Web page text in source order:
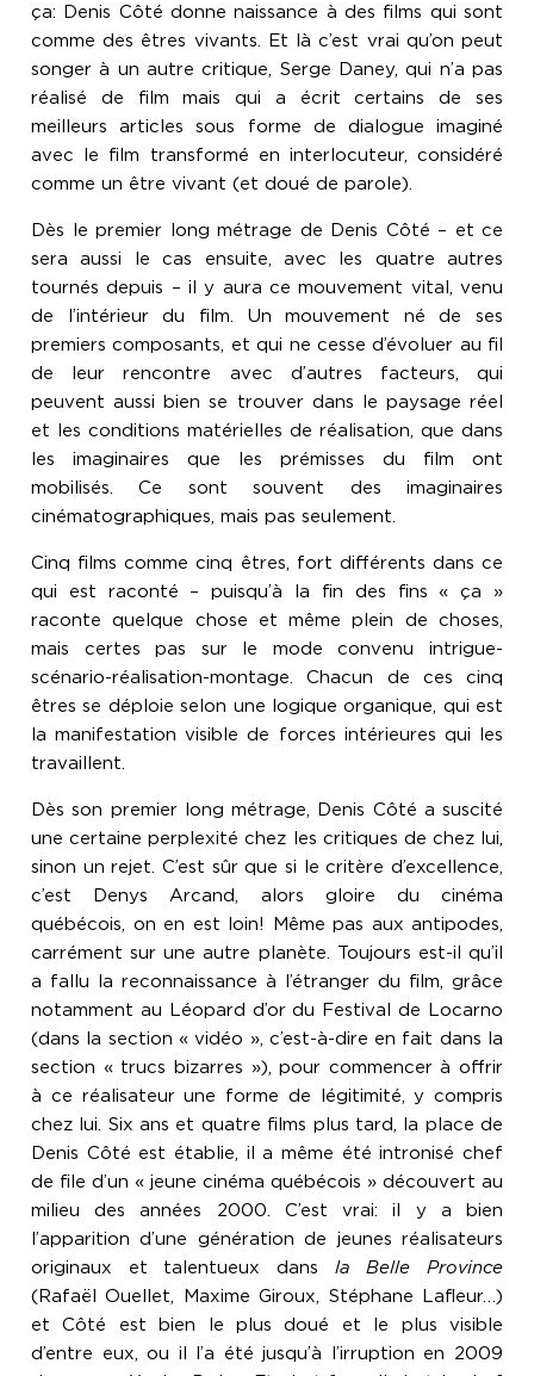
ça: Denis Côté donne naissance à des films qui sont
comme des êtres vivants. Et là c’est vrai qu’on peut
songer à un autre critique, Serge Daney, qui n’a pas
réalisé de film mais qui a écrit certains de ses
meilleurs articles sous forme de dialogue imaginé
avec le film transformé en interlocuteur, considéré
comme un être vivant (et doué de parole).
Dès le premier long métrage de Denis Côté – et ce
sera aussi le cas ensuite, avec les quatre autres
tournés depuis – il y aura ce mouvement vital, venu
de l’intérieur du film. Un mouvement né de ses
premiers composants, et qui ne cesse d’évoluer au fil
de leur rencontre avec d’autres facteurs, qui
peuvent aussi bien se trouver dans le paysage réel
et les conditions matérielles de réalisation, que dans
les imaginaires que les prémisses du film ont
mobilisés. Ce sont souvent des imaginaires
cinématographiques, mais pas seulement.
Cinq films comme cinq êtres, fort différents dans ce
qui est raconté – puisqu’à la fin des fins « ça »
raconte quelque chose et même plein de choses,
mais certes pas sur le mode convenu intrigue-
scénario-réalisation-montage. Chacun de ces cinq
êtres se déploie selon une logique organique, qui est
la manifestation visible de forces intérieures qui les
travaillent.
Dès son premier long métrage, Denis Côté a suscité
une certaine perplexité chez les critiques de chez lui,
sinon un rejet. C’est sûr que si le critère d’excellence,
c’est Denys Arcand, alors gloire du cinéma
québécois, on en est loin! Même pas aux antipodes,
carrément sur une autre planète. Toujours est-il qu’il
a fallu la reconnaissance à l’étranger du film, grâce
notamment au Léopard d’or du Festival de Locarno
(dans la section « vidéo », c’est-à-dire en fait dans la
section « trucs bizarres »), pour commencer à offrir
à ce réalisateur une forme de légitimité, y compris
chez lui. Six ans et quatre films plus tard, la place de
Denis Côté est établie, il a même été intronisé chef
de file d’un « jeune cinéma québécois » découvert au
milieu des années 2000. C’est vrai: il y a bien
l’apparition d’une génération de jeunes réalisateurs
originaux et talentueux dans la Belle Province
(Rafaël Ouellet, Maxime Giroux, Stéphane Lafleur…)
et Côté est bien le plus doué et le plus visible
d’entre eux, ou il l’a été jusqu’à l’irruption en 2009